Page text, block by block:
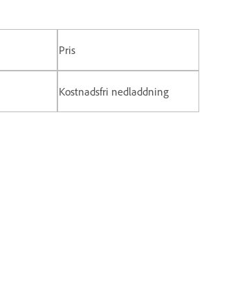
Pris
Kostnadsfri nedladdning